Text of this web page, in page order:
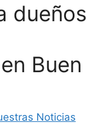
dueños
Buen
Noticias